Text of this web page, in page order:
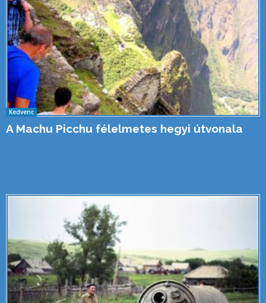
Kedvenc
A Machu Picchu félelmetes hegyi útvonala